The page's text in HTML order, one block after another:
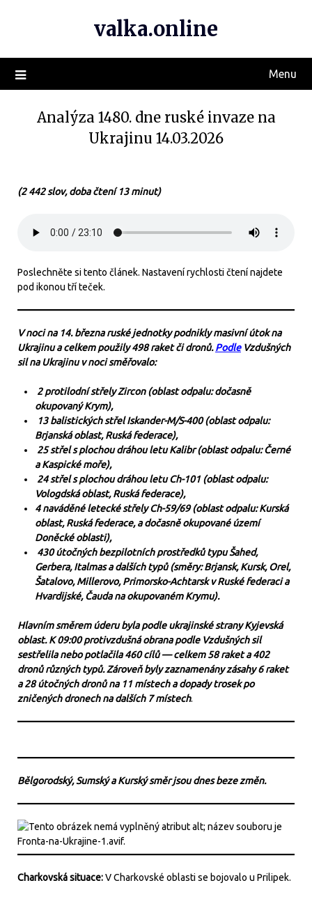
valka.online
Menu
Analýza 1480. dne ruské invaze na
Ukrajinu 14.03.2026
(2 442 slov, doba čtení 13 minut)
Poslechněte si tento článek. Nastavení rychlosti čtení najdete
pod ikonou tří teček.
V noci na 14. března ruské jednotky podnikly masivní útok na
Ukrajinu a celkem použily 498 raket či dronů.PodleVzdušných
sil na Ukrajinu v noci směřovalo:
2 protilodní střely Zircon (oblast odpalu: dočasně
okupovaný Krym),
13 balistických střel Iskander-M/S-400 (oblast odpalu:
Brjanská oblast, Ruská federace),
25 střel s plochou dráhou letu Kalibr (oblast odpalu: Černé
a Kaspické moře),
24 střel s plochou dráhou letu Ch-101 (oblast odpalu:
Vologdská oblast, Ruská federace),
4 naváděné letecké střely Ch-59/69 (oblast odpalu: Kurská
oblast, Ruská federace, a dočasně okupované území
Doněcké oblasti),
430 útočných bezpilotních prostředků typu Šahed,
Gerbera, Italmas a dalších typů (směry: Brjansk, Kursk, Orel,
Šatalovo, Millerovo, Primorsko-Achtarsk v Ruské federaci a
Hvardijské, Čauda na okupovaném Krymu).
Hlavním směrem úderu byla podle ukrajinské strany Kyjevská
oblast. K 09:00 protivzdušná obrana podle Vzdušných sil
sestřelila nebo potlačila 460 cílů — celkem 58 raket a 402
dronů různých typů. Zároveň byly zaznamenány zásahy 6 raket
a 28 útočných dronů na 11 místech a dopady trosek po
zničených dronech na dalších 7 místech.
Bělgorodský, Sumský a Kurský směr jsou dnes beze změn.
Charkovská situace:V Charkovské oblasti se bojovalo u Prilipek.